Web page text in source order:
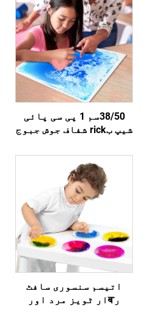
38/50سم 1 پی سی پائی
شیپ بrick شفاف جوش جبوج
فلور میٹس تعلیمی
خیلوں کے لئے بچوں کی
تعلیم کے لئے باہری
اتیسم سنسوری سافٹ
رबار ٹویز مرد اور